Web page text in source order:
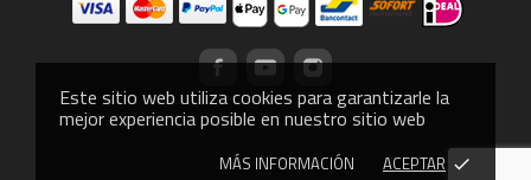
Este sitio web utiliza cookies para garantizarle la
mejor experiencia posible en nuestro sitio web
MÁS INFORMACIÓN ACEPTAR done